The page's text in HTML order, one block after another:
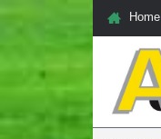
Home